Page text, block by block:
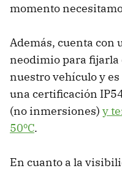
momento
Además, cuenta con
neodimio para fijarla
nuestro vehículo y
una certificación
(no inmersiones) y
50ºC.
En cuanto a la